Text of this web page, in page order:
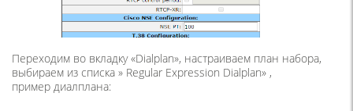
Переходим во вкладку «Dialplan», настраиваем план набора,
выбираем из списка » Regular Expression Dialplan» ,
пример диалплана: